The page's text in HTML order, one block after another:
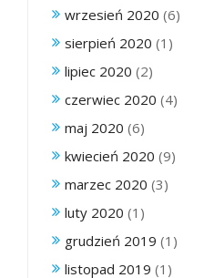
wrzesień 2020 (6)
sierpień 2020 (1)
lipiec 2020 (2)
czerwiec 2020 (4)
maj 2020 (6)
kwiecień 2020 (9)
marzec 2020 (3)
luty 2020 (1)
grudzień 2019 (1)
listopad 2019 (1)